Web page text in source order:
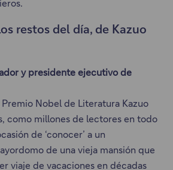
restos del día, de Kazuo
y presidente ejecutivo de
Nobel de Literatura Kazuo
como millones de lectores en todo
de ‘conocer’ a un
de una vieja mansión que
viaje de vacaciones en décadas